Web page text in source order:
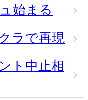
始まる
ラで再現
ト中止相